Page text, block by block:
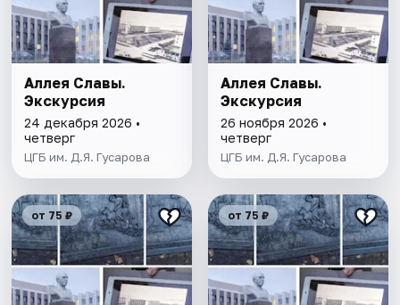
Аллея Славы.
Экскурсия
24 декабря 2026 •
четверг
ЦГБ им. Д.Я. Гусарова
Аллея Славы.
Экскурсия
26 ноября 2026 •
четверг
ЦГБ им. Д.Я. Гусарова
от 75 ₽ от 75 ₽